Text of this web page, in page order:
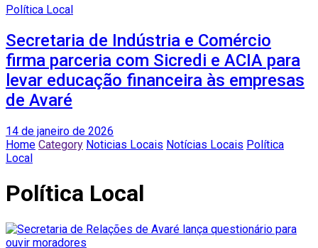
Política Local
Secretaria de Indústria e Comércio
firma parceria com Sicredi e ACIA para
levar educação financeira às empresas
de Avaré
14 de janeiro de 2026
Home Category Noticias Locais Notícias Locais Política
Local
Política Local